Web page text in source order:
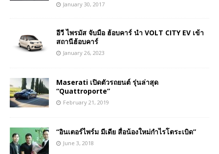
January 30, 2017
อีวี ไพรมัส จับมือ ฮ้อบคาร์ นำ VOLT CITY EV เข้า
สถานีฮ้อบคาร์
January 26, 2023
Maserati เปิดตัวรถยนต์ รุ่นล่าสุด
“Quattroporte”
February 21, 2019
“อินเตอร์ไพร์ม มีเดีย สื่อน้องใหม่กำไรโตระเบิด”
June 3, 2018